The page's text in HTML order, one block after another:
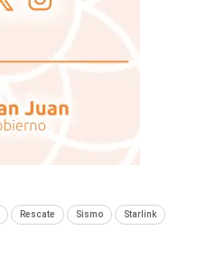
Rescate Sismo Starlink